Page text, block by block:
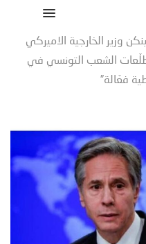
وزير الخارجية الاميركي
تطلّعات الشعب التونسي في
فعّالة”